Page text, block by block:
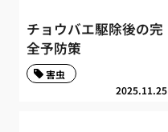
チョウバエ駆除後の完
全予防策
2025.11.25
害虫